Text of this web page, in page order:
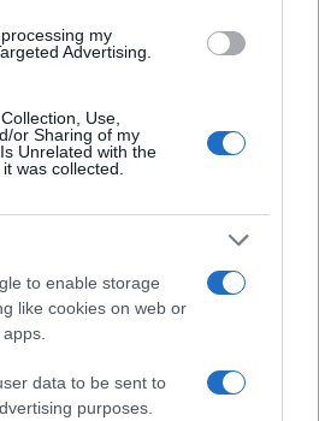
my
Advertising.
Use,
or Sharing of my
Unrelated with the
was collected.
to enable storage
like cookies on web or
data to be sent to
purposes.